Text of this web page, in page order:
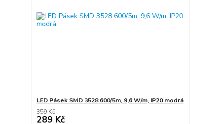
LED Pásek SMD 3528 600/5m, 9,6 W/m, IP20 modrá
359 Kč
289 Kč